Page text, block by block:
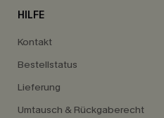
HILFE
Kontakt
Bestellstatus
Lieferung
Umtausch & Rückgaberecht